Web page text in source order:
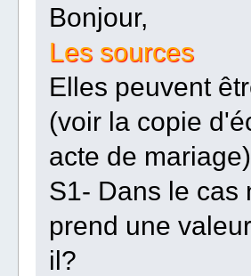
Bonjour,
Les sources
Elles peuvent
(voir la copie
acte de
S1- Dans le cas
prend une
il?